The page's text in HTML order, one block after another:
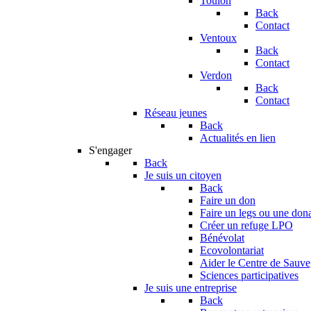
Back
Contact
Ventoux
Back
Contact
Verdon
Back
Contact
Réseau jeunes
Back
Actualités en lien
S'engager
Back
Je suis un citoyen
Back
Faire un don
Faire un legs ou une
Créer un refuge LPO
Bénévolat
Ecovolontariat
Aider le Centre de
Sciences participatives
Je suis une entreprise
Back